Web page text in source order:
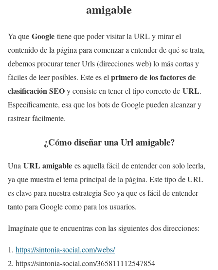
amigable
Ya que Google tiene que poder visitar la URL y mirar el
contenido de la página para comenzar a entender de qué se trata,
debemos procurar tener Urls (direcciones web) lo más cortas y
fáciles de leer posibles. Este es el primero de los factores de
clasificación SEOy consiste en tener el tipo correcto de URL.
Específicamente, esa que los bots de Google pueden alcanzar y
rastrear fácilmente.
¿Cómo diseñar una Url amigable?
Una URL amigable es aquella fácil de entender con solo leerla,
ya que muestra el tema principal de la página. Este tipo de URL
es clave para nuestra estrategia Seo ya que es fácil de entender
tanto para Google como para los usuarios.
Imagínate que te encuentras con las siguientes dos direcciones:
https://sintonia-social.com/webs/
https://sintonia-social.com/365811112547854